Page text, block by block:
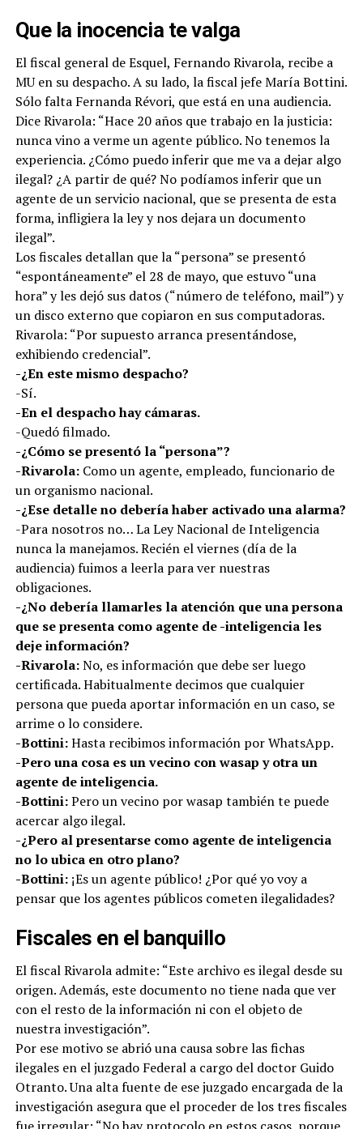
Que la inocencia te valga
El fiscal general de Esquel, Fernando Rivarola, recibe a
MU en su despacho. A su lado, la fiscal jefe María Bottini.
Sólo falta Fernanda Révori, que está en una audiencia.
Dice Rivarola: “Hace 20 años que trabajo en la justicia:
nunca vino a verme un agente público. No tenemos la
experiencia. ¿Cómo puedo inferir que me va a dejar algo
ilegal? ¿A partir de qué? No podíamos inferir que un
agente de un servicio nacional, que se presenta de esta
forma, infligiera la ley y nos dejara un documento
ilegal”.
Los fiscales detallan que la “persona” se presentó
“espontáneamente” el 28 de mayo, que estuvo “una
hora” y les dejó sus datos (“número de teléfono, mail”) y
un disco externo que copiaron en sus computadoras.
Rivarola: “Por supuesto arranca presentándose,
exhibiendo credencial”.
-¿En este mismo despacho?
-Sí.
-En el despacho hay cámaras.
-Quedó filmado.
-¿Cómo se presentó la “persona”?
-Rivarola:Como un agente, empleado, funcionario de
un organismo nacional.
-¿Ese detalle no debería haber activado una alarma?
-Para nosotros no… La Ley Nacional de Inteligencia
nunca la manejamos. Recién el viernes (día de la
audiencia) fuimos a leerla para ver nuestras
obligaciones.
-¿No debería llamarles la atención que una persona
que se presenta como agente de -inteligencia les
deje información?
-Rivarola:No, es información que debe ser luego
certificada. Habitualmente decimos que cualquier
persona que pueda aportar información en un caso, se
arrime o lo considere.
-Bottini:Hasta recibimos información por WhatsApp.
-Pero una cosa es un vecino con wasap y otra un
agente de inteligencia.
-Bottini:Pero un vecino por wasap también te puede
acercar algo ilegal.
-¿Pero al presentarse como agente de inteligencia
no lo ubica en otro plano?
-Bottini:¡Es un agente público! ¿Por qué yo voy a
pensar que los agentes públicos cometen ilegalidades?
Fiscales en el banquillo
El fiscal Rivarola admite: “Este archivo es ilegal desde su
origen. Además, este documento no tiene nada que ver
con el resto de la información ni con el objeto de
nuestra investigación”.
Por ese motivo se abrió una causa sobre las fichas
ilegales en el juzgado Federal a cargo del doctor Guido
Otranto. Una alta fuente de ese juzgado encargada de la
investigación asegura que el proceder de los tres fiscales